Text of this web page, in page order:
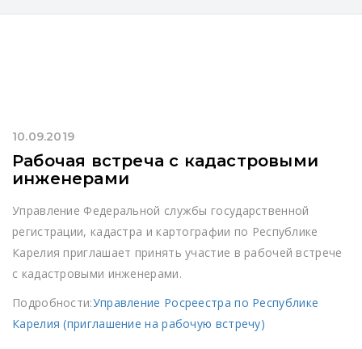
10.09.2019
Рабочая встреча с кадастровыми
инженерами
Управление Федеральной службы государственной
регистрации, кадастра и картографии по Республике
Карелия приглашает принять участие в рабочей встрече
с кадастровыми инженерами.
Подробности:Управление Росреестра по Республике
Карелия (приглашение на рабочую встречу)